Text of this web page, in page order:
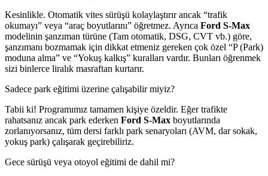
Kesinlikle. Otomatik vites sürüşü kolaylaştırır ancak “trafik
okumayı” veya “araç boyutlarını” öğretmez. Ayrıca Ford S-Max
modelinin şanzıman türüne (Tam otomatik, DSG, CVT vb.) göre,
şanzımanı bozmamak için dikkat etmeniz gereken çok özel “P (Park)
moduna alma” ve “Yokuş kalkış” kuralları vardır. Bunları öğrenmek
sizi binlerce liralık masraftan kurtarır.
Sadece park eğitimi üzerine çalışabilir miyiz?
Tabii ki! Programımız tamamen kişiye özeldir. Eğer trafikte
rahatsanız ancak park ederken Ford S-Max boyutlarında
zorlanıyorsanız, tüm dersi farklı park senaryoları (AVM, dar sokak,
yokuş park) çalışarak geçirebiliriz.
Gece sürüşü veya otoyol eğitimi de dahil mi?